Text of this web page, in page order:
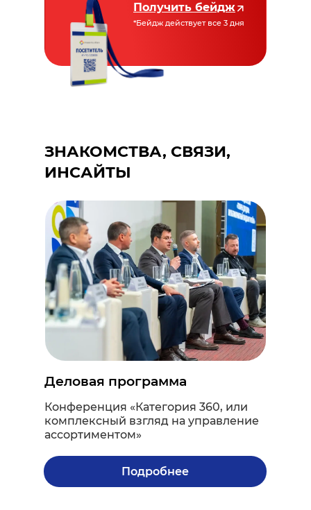
Получить бейдж
*Бейдж действует все 3 дня
ЗНАКОМСТВА, СВЯЗИ,
ИНСАЙТЫ
Конференция «Категория 360, или
комплексный взгляд на управление
ассортиментом»
Деловая программа
Подробнее